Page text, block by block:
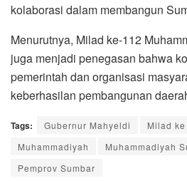
kolaborasi dalam membangun
Menurutnya, Milad ke-112
juga menjadi penegasan bahwa
pemerintah dan organisasi
keberhasilan pembangunan
Tags: Gubernur Mahyeldi
Milad
Muhammadiyah
Muhammadiyah
Pemprov Sumbar